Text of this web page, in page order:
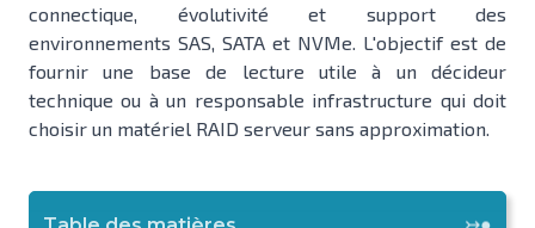
connectique, évolutivité et support des
environnements SAS, SATA et NVMe. L'objectif est de
fournir une base de lecture utile à un décideur
technique ou à un responsable infrastructure qui doit
choisir un matériel RAID serveur sans approximation.